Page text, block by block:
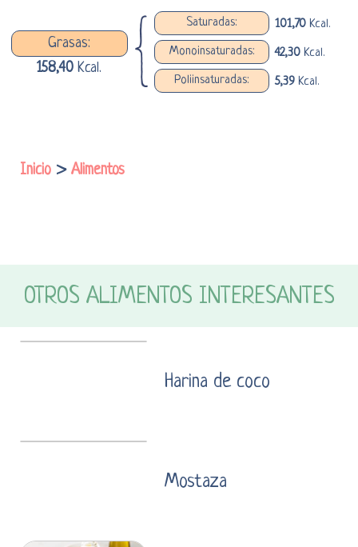
Grasas:
158,40 Kcal.
Saturadas: 101,70Kcal.
Monoinsaturadas:
42,30Kcal.
Poliinsaturadas:
5,39Kcal.
Inicio > Alimentos
OTROS ALIMENTOS INTERESANTES
Harina de coco
Mostaza